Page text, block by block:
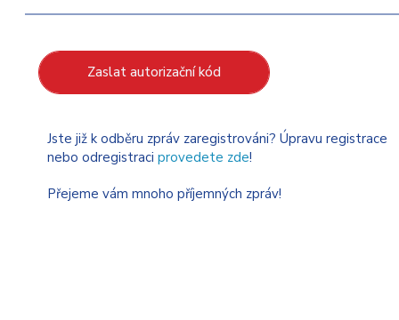
Zaslat autorizační kód
Jste již k odběru zpráv zaregistrováni? Úpravu registrace
nebo odregistraci provedete zde!
Přejeme vám mnoho příjemných zpráv!